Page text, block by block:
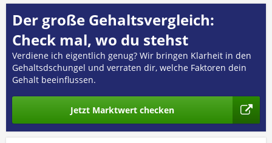
Der große Gehaltsvergleich:
Check mal, wo du stehst
Verdiene ich eigentlich genug? Wir bringen Klarheit in den
Gehaltsdschungel und verraten dir, welche Faktoren dein
Gehalt beeinflussen.
Jetzt Marktwert checken